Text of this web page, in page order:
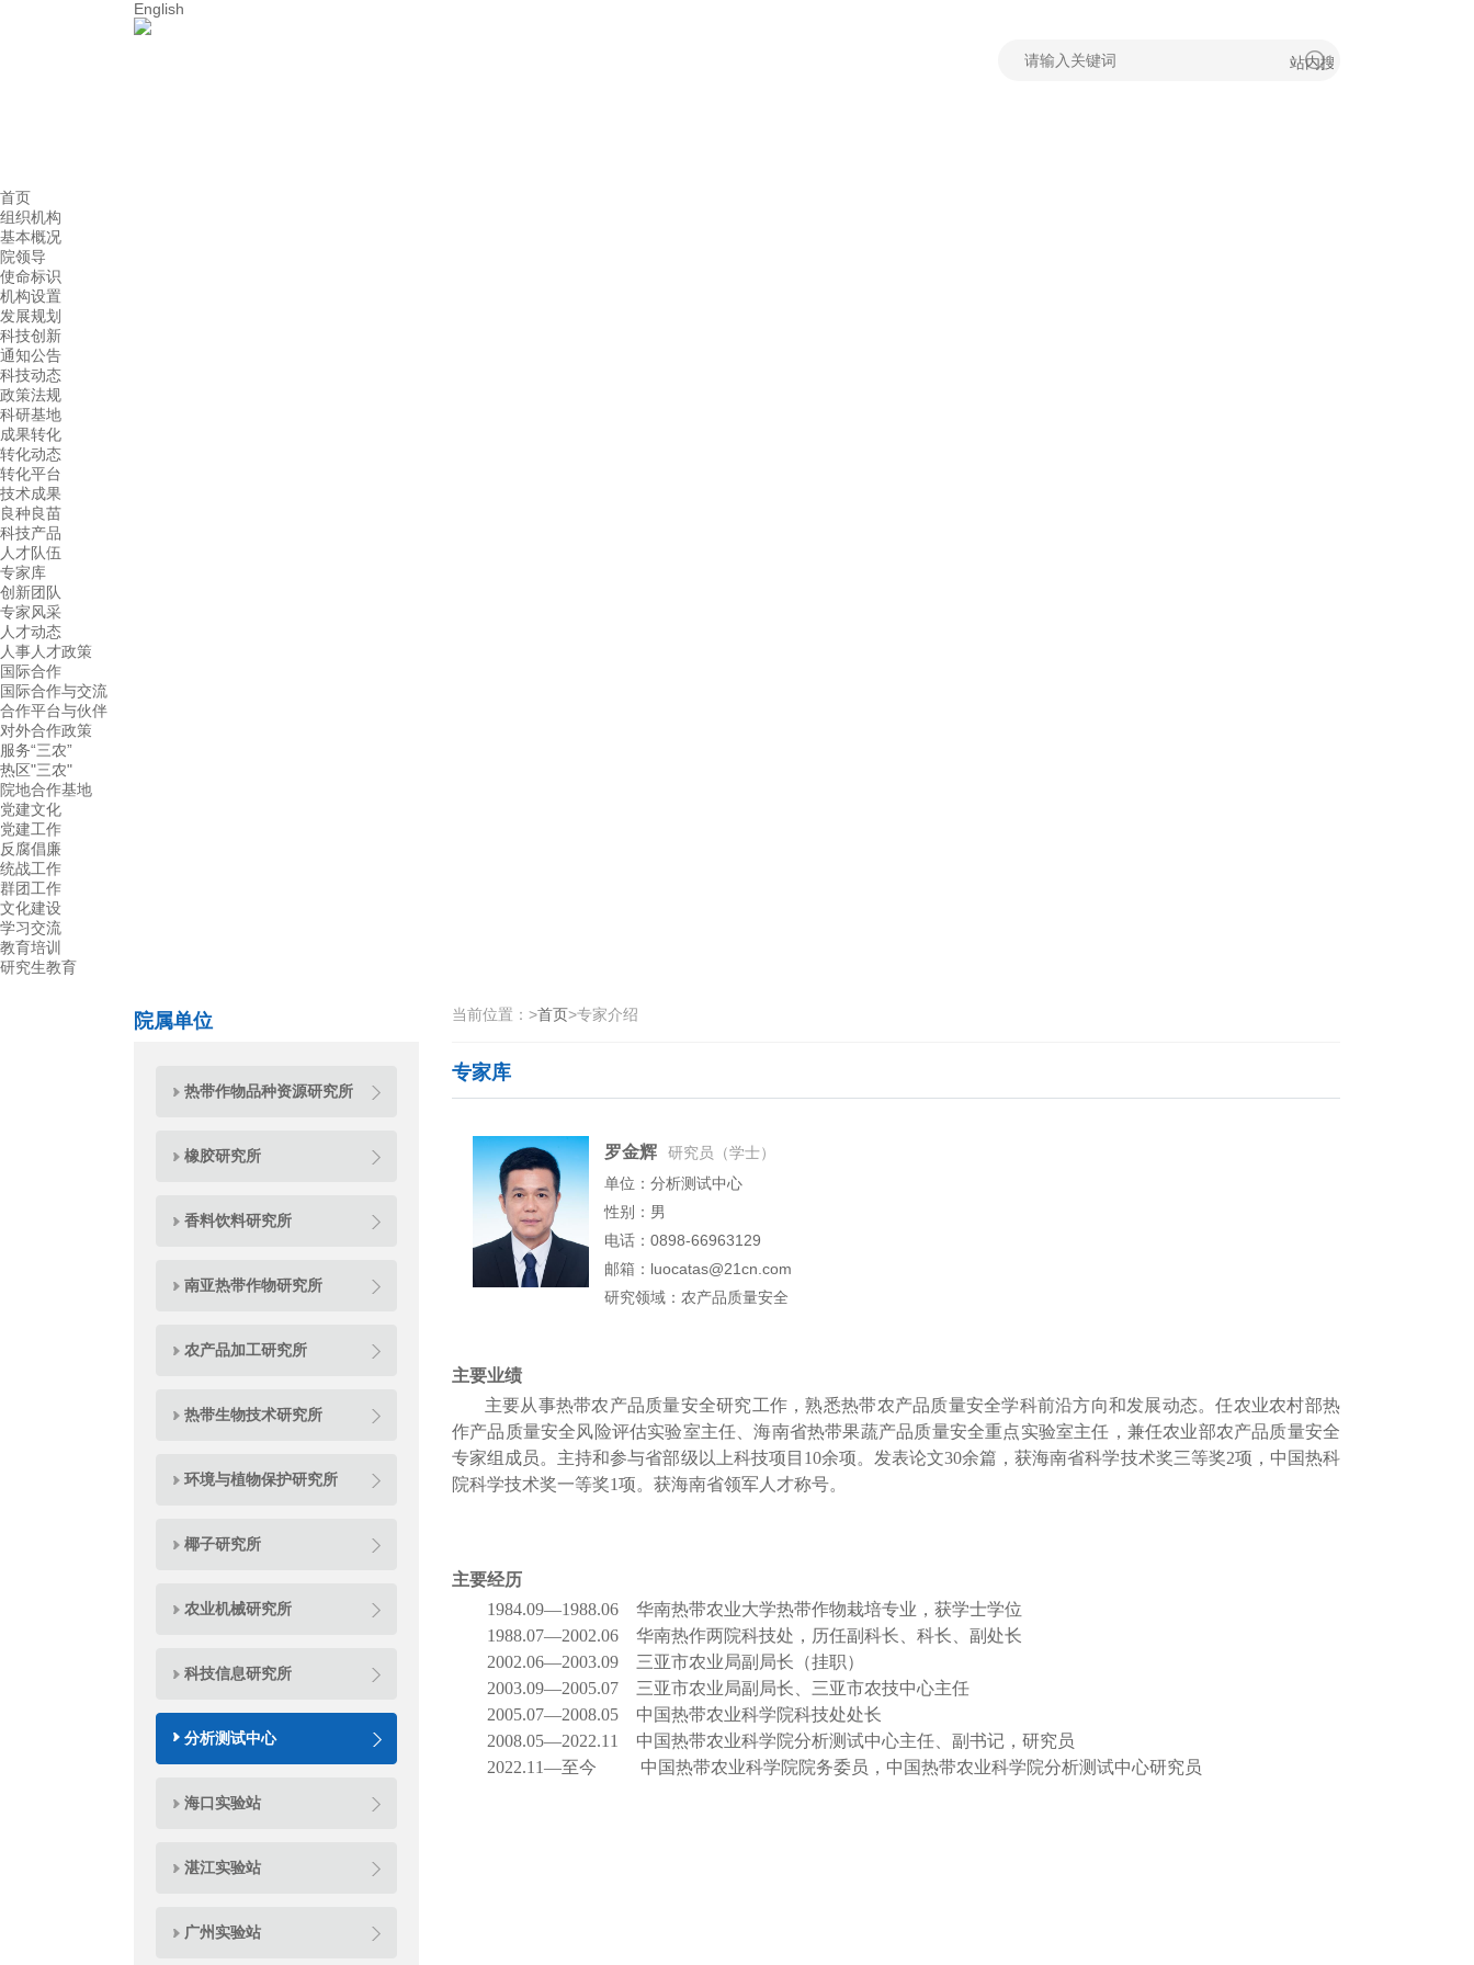
English
首页
组织机构
基本概况
院领导
使命标识
机构设置
发展规划
科技创新
通知公告
科技动态
政策法规
科研基地
成果转化
转化动态
转化平台
技术成果
良种良苗
科技产品
人才队伍
专家库
创新团队
专家风采
人才动态
人事人才政策
国际合作
国际合作与交流
合作平台与伙伴
对外合作政策
服务“三农”
热区"三农"
院地合作基地
党建文化
党建工作
反腐倡廉
统战工作
群团工作
文化建设
学习交流
教育培训
研究生教育
院属单位
热带作物品种资源研究所
橡胶研究所
香料饮料研究所
南亚热带作物研究所
农产品加工研究所
热带生物技术研究所
环境与植物保护研究所
椰子研究所
农业机械研究所
科技信息研究所
分析测试中心
海口实验站
湛江实验站
广州实验站
当前位置： >首页>专家介绍
专家库
罗金辉
研究员（学士）
单位：分析测试中心
性别：男
电话：0898-66963129
邮箱：luocatas@21cn.com
研究领域：农产品质量安全
主要业绩
主要从事热带农产品质量安全研究工作，熟悉热带农产品质量安全学科前沿方向和发展动态。任农业农村部热
作产品质量安全风险评估实验室主任、海南省热带果蔬产品质量安全重点实验室主任，兼任农业部农产品质量安全
专家组成员。主持和参与省部级以上科技项目10余项。发表论文30余篇，获海南省科学技术奖三等奖2项，中国热科
院科学技术奖一等奖1项。获海南省领军人才称号。
主要经历
1984.09—1988.06 华南热带农业大学热带作物栽培专业，获学士学位
1988.07—2002.06 华南热作两院科技处，历任副科长、科长、副处长
2002.06—2003.09 三亚市农业局副局长（挂职）
2003.09—2005.07 三亚市农业局副局长、三亚市农技中心主任
2005.07—2008.05 中国热带农业科学院科技处处长
2008.05—2022.11 中国热带农业科学院分析测试中心主任、副书记，研究员
2022.11—至今 中国热带农业科学院院务委员，中国热带农业科学院分析测试中心研究员